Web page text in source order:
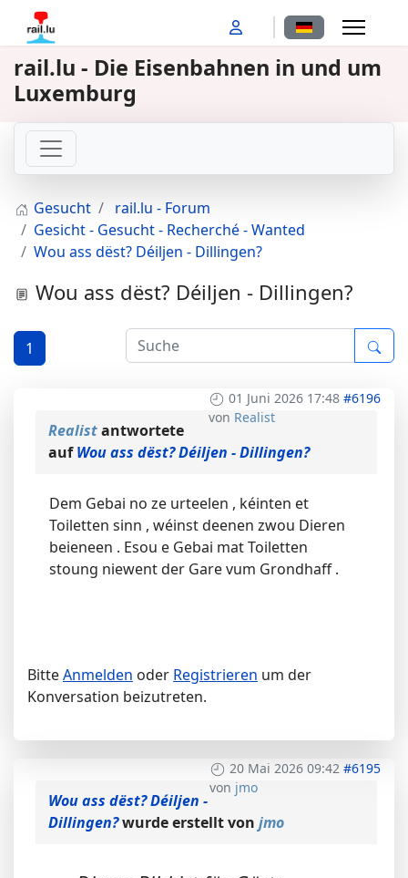
Sprache
rail.lu - Die Eisenbahnen in und um
Luxemburg
Gesucht
rail.lu - Forum
Gesicht - Gesucht - Recherché - Wanted
Wou ass dëst? Déiljen - Dillingen?
Wou ass dëst? Déiljen - Dillingen?
1
01 Juni 2026 17:48 #6196
von Realist
Realistantwortete
aufWou ass dëst? Déiljen - Dillingen?
Dem Gebai no ze urteelen , kéinten et
Toiletten sinn , wéinst deenen zwou Dieren
beieneen . Esou e Gebai mat Toiletten
stoung niewent der Gare vum Grondhaff .
BitteAnmelden oder Registrieren um der
Konversation beizutreten.
20 Mai 2026 09:42 #6195
von jmo
Wou ass dëst? Déiljen -
Dillingen?wurde erstellt von jmo